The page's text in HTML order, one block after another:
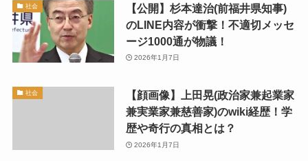
社会
【公開】杉本達治(前福井県知事)
のLINE内容が衝撃！不適切メッセ
ージ1000通が物議！
2026年1月7日
社会
【顔画像】上田晃(政治家兼起業家
兼実業家兼慈善家)のwiki経歴！学
歴や奇行の真相とは？
2026年1月7日